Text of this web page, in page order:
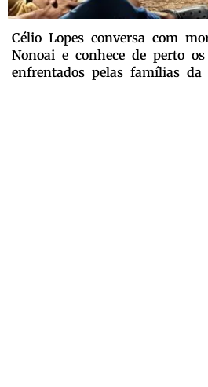
Célio Lopes conversa com
Nonoai e conhece de perto
enfrentados pelas famílias da